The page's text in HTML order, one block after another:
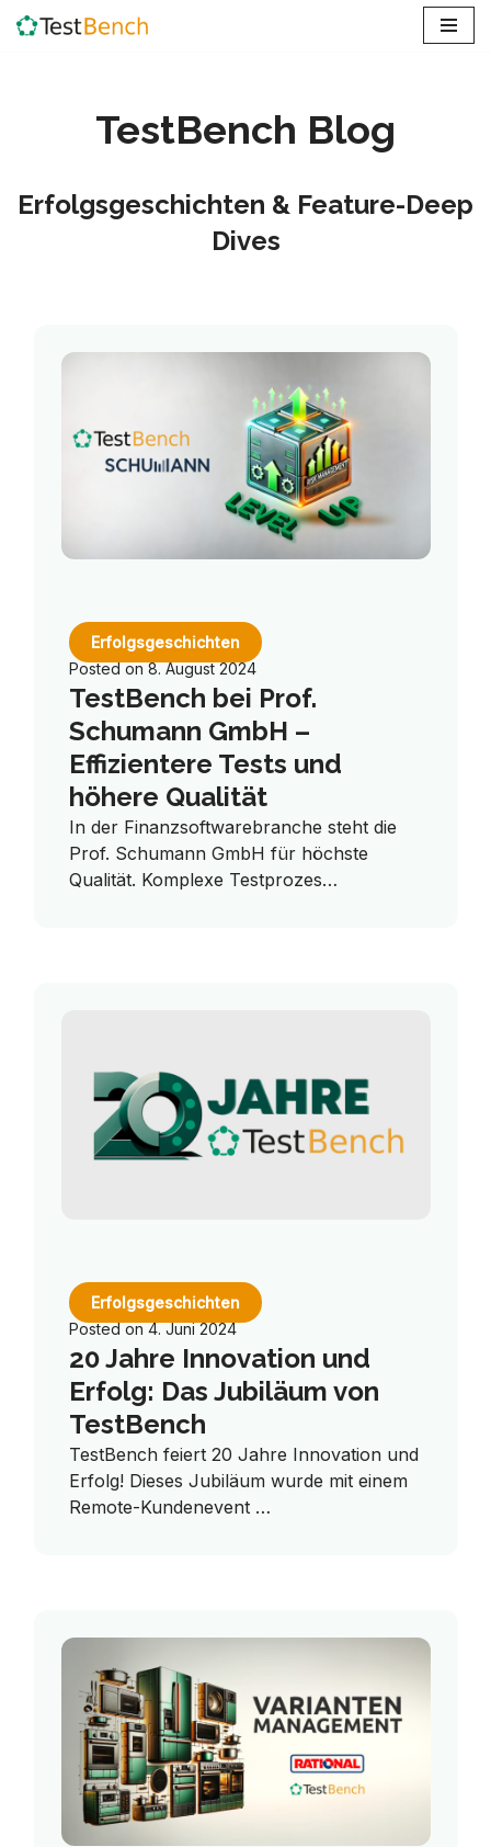
TestBench Blog
Erfolgsgeschichten & Feature-Deep
Dives
Erfolgsgeschichten
Posted on8. August 2024
TestBench bei Prof.
Schumann GmbH –
Effizientere Tests und
höhere Qualität
In der Finanzsoftwarebranche steht die
Prof. Schumann GmbH für höchste
Qualität. Komplexe Testprozes…
Erfolgsgeschichten
Posted on4. Juni 2024
20 Jahre Innovation und
Erfolg: Das Jubiläum von
TestBench
TestBench feiert 20 Jahre Innovation und
Erfolg! Dieses Jubiläum wurde mit einem
Remote-Kundenevent …